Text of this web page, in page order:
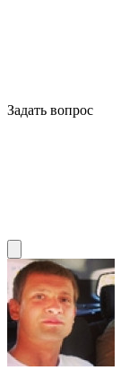
Задать вопрос